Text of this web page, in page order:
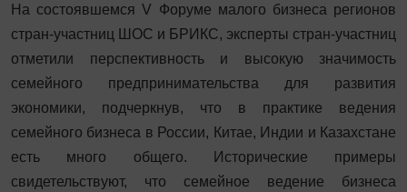
На состоявшемся V Форуме малого бизнеса регионов
стран-участниц ШОС и БРИКС, эксперты стран-участниц
отметили перспективность и высокую значимость
семейного предпринимательства для развития
экономики, подчеркнув, что в практике ведения
семейного бизнеса в России, Китае, Индии и Казахстане
есть много общего. Исторические примеры
свидетельствуют, что семейное ведение бизнеса